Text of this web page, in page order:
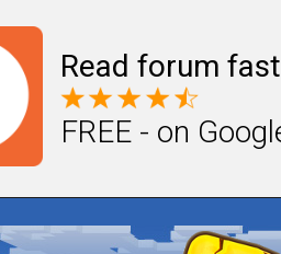
Read forum
FREE - on